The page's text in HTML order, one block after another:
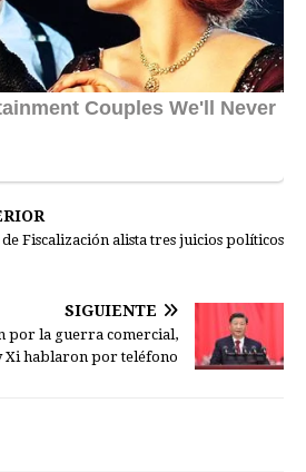
Fiscalización alista tres juicios políticos
SIGUIENTE
por la guerra comercial,
Xi hablaron por teléfono